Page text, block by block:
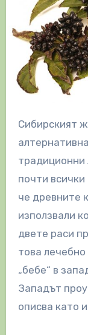
Сибирският женшен е любимец на
традиционни
почти
че древните
използвали
двете раси
това
„бебе“ в
Западът
описва като